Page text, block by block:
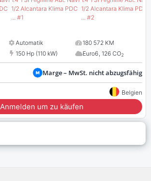
Automatik
180 572 KM
150 Hp (110 kW) Euro6, 126 CO2
Marge – MwSt. nicht abzugsfähig
Belgien
Anmelden um zu käufen